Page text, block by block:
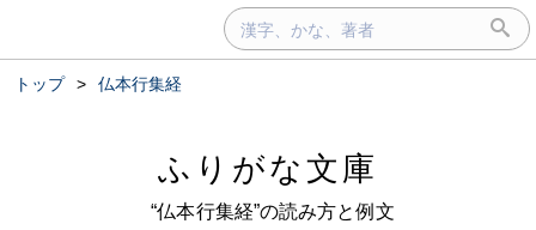
トップ > 仏本行集経
ふりがな文庫
“仏本行集経”の読み方と例文